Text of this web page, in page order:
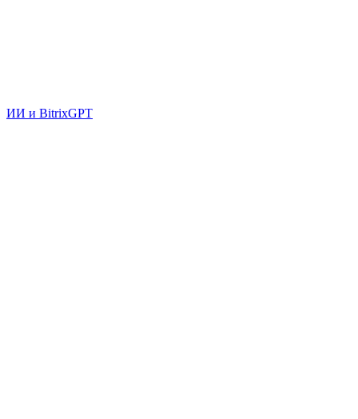
ИИ и BitrixGPT